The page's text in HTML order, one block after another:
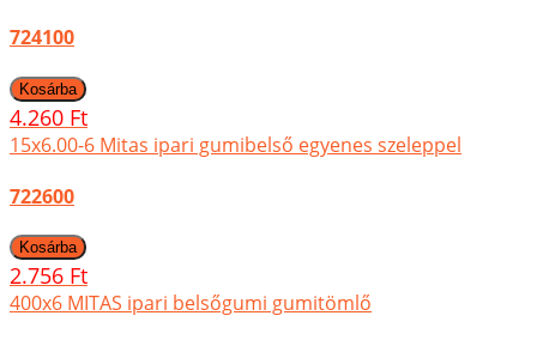
724100
4.260 Ft
15x6.00-6 Mitas ipari gumibelső egyenes szeleppel
722600
2.756 Ft
400x6 MITAS ipari belsőgumi gumitömlő